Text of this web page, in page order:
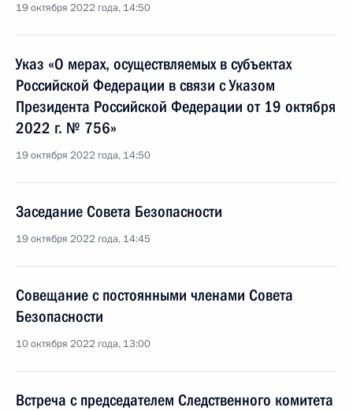
19 октября 2022 года, 14:50
Указ «О мерах, осуществляемых в субъектах
Российской Федерации в связи с Указом
Президента Российской Федерации от 19 октября
2022 г. № 756»
19 октября 2022 года, 14:50
Заседание Совета Безопасности
19 октября 2022 года, 14:45
Cовещание с постоянными членами Совета
Безопасности
10 октября 2022 года, 13:00
Встреча с председателем Следственного комитета